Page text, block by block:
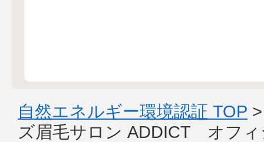
自然エネルギー環境認証 TOP
ズ眉毛サロン ADDICT オフ